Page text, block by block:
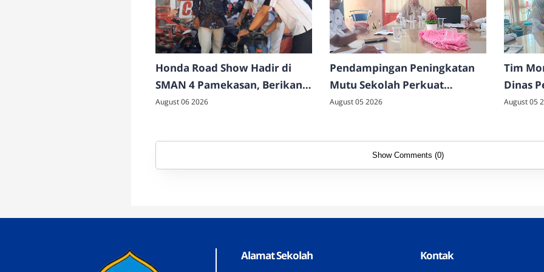
Honda Road Show Hadir di
SMAN 4 Pamekasan, Berikan
Layanan Servis dan Cek Motor
August 06 2026
Pendampingan Peningkatan
Mutu Sekolah Perkuat
Kesiapan Akreditasi dan
Pamekasan
August 05 2026
Tim
Dinas
Jawa
August 05
Show Comments (0)
Alamat Sekolah Kontak